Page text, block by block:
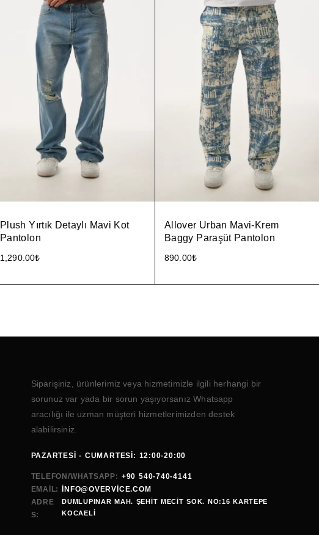
Plush Yırtık Detaylı Mavi Kot
Pantolon
1,290.00₺
Allover Urban Mavi-Krem
Baggy Paraşüt Pantolon
890.00₺
Siparişiniz, ürünlerimiz veya hizmetimizle ilgili herhangi bir
sorunuz var yada bir sorun yaşıyorsanız Whatsapp
aracılığı ile uzman müşteri hizmetlerimizden destek
alabilirsiniz.
PAZARTESI - CUMARTESI: 12:00-20:00
TELEFON/WHATSAPP: +90 540-740-4141
EMAIL:
INFO@OVERVICE.COM
ADRE
S:
DUMLUPINAR MAH. ŞEHIT MECIT SOK. NO:16 KARTEPE
KOCAELI